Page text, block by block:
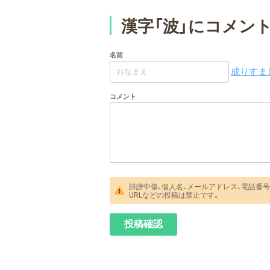
漢字「波」にコメン
名前
成りすま
コメント
誹謗中傷、個人名、メールアドレス、電話番号
URLなどの投稿は禁止です。